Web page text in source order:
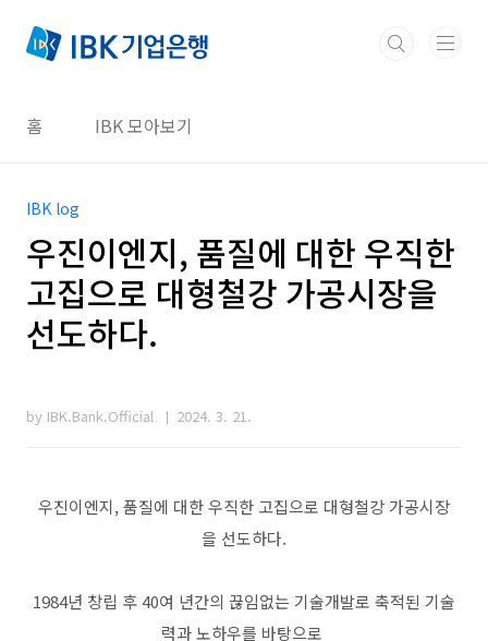
홈 IBK 모아보기
IBK log
우진이엔지, 품질에 대한 우직한
고집으로 대형철강 가공시장을
선도하다.
by IBK.Bank.Official 2024. 3. 21.
우진이엔지, 품질에 대한 우직한 고집으로 대형철강 가공시장
을 선도하다.
1984년 창립 후 40여 년간의 끊임없는 기술개발로 축적된 기술
력과 노하우를 바탕으로